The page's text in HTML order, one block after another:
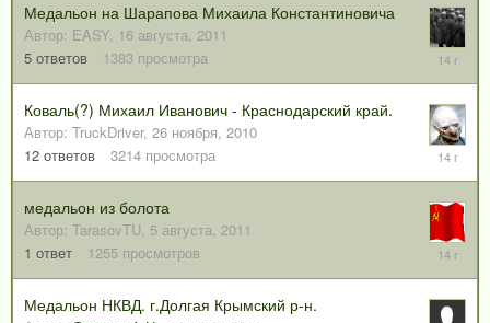
Медальон на Шарапова Михаила Константиновича
Автор: EASY, 16 августа, 2011
5 ответов 1383 просмотра
13
2011
Коваль(?) Михаил Иванович - Краснодарский край.
Автор: TruckDriver, 26 ноября, 2010
12 ответов 3214 просмотра
20
2011
медальон из болота
Автор: TarasovTU, 5 августа, 2011
1 ответ 1255 просмотров
19
2011
Медальон НКВД. г.Долгая Крымский р-н.